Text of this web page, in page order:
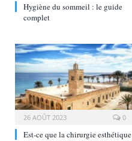
Hygiène du sommeil : le guide
complet
26 AOÛT 2023 0
Est-ce que la chirurgie esthétique